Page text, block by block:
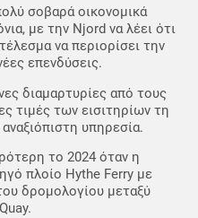
σοβαρά οικονομικά
με την Njord να λέει ότι
να περιορίσει την
επενδύσεις.
διαμαρτυρίες από τους
τιμές των εισιτηρίων τη
υπηρεσία.
το 2024 όταν η
πλοίο Hythe Ferry με
δρομολογίου μεταξύ